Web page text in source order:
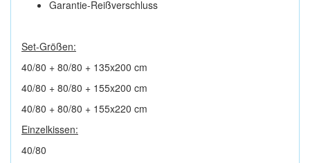
Garantie-Reißverschluss
Set-Größen:
40/80 + 80/80 + 135x200 cm
40/80 + 80/80 + 155x200 cm
40/80 + 80/80 + 155x220 cm
Einzelkissen:
40/80